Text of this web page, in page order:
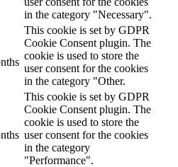
in the category "Necessary".
This cookie is set by GDPR
Cookie Consent plugin. The
cookie is used to store the
user consent for the cookies
in the category "Other.
This cookie is set by GDPR
Cookie Consent plugin. The
cookie is used to store the
user consent for the cookies
in the category
"Performance".